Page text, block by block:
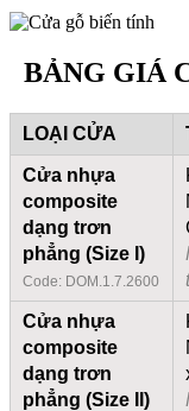
BẢNG GIÁ
LOẠI CỬA
Cửa nhựa
composite
dạng trơn
phẳng (Size I)
Code: DOM.1.7.2600
Cửa nhựa
composite
dạng trơn
phẳng (Size II)